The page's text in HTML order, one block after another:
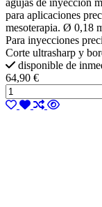
para aplicaciones
mesoterapia. Ø 0,18
Para inyecciones
Corte ultrasharp y
disponible de
64,90 €